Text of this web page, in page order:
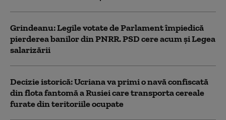
Grindeanu: Legile votate de Parlament împiedică
pierderea banilor din PNRR. PSD cere acum și Legea
salarizării
Decizie istorică: Ucriana va primi o navă confiscată
din flota fantomă a Rusiei care transporta cereale
furate din teritoriile ocupate